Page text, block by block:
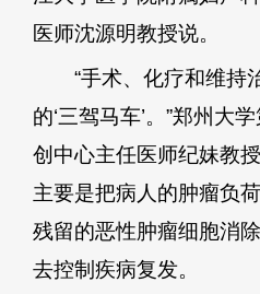
医师沈源明教授说。
“手术、化疗和维持
的‘三驾马车’。”郑州大
创中心主任医师纪妹教
主要是把病人的肿瘤负
残留的恶性肿瘤细胞消
去控制疾病复发。